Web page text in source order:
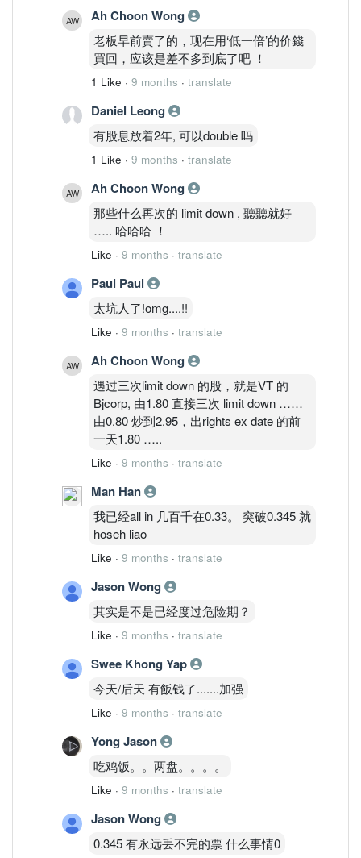
Ah Choon Wong
老板早前賣了的，现在用‘低一倍’的价錢
買回，应该是差不多到底了吧 ！
1 Like · 9 months · translate
Daniel Leong
有股息放着2年, 可以double 吗
1 Like · 9 months · translate
Ah Choon Wong
那些什么再次的 limit down , 聽聽就好
….. 哈哈哈 ！
Like · 9 months · translate
Paul Paul
太坑人了!omg....!!
Like · 9 months · translate
Ah Choon Wong
遇过三次limit down 的股，就是VT 的
Bjcorp, 由1.80 直接三次 limit down ……
由0.80 炒到2.95，出rights ex date 的前
一天1.80 …..
Like · 9 months · translate
Man Han
我已经all in 几百千在0.33。 突破0.345 就
hoseh liao
Like · 9 months · translate
Jason Wong
其实是不是已经度过危险期？
Like · 9 months · translate
Swee Khong Yap
今天/后天 有飯钱了.......加强
Like · 9 months · translate
Yong Jason
吃鸡饭。。两盘。。。。
Like · 9 months · translate
Jason Wong
0.345 有永远丢不完的票 什么事情0